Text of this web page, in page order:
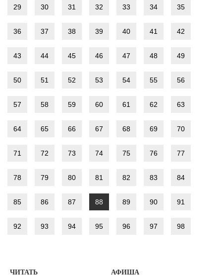
29 30 31 32 33 34 35
36 37 38 39 40 41 42
43 44 45 46 47 48 49
50 51 52 53 54 55 56
57 58 59 60 61 62 63
64 65 66 67 68 69 70
71 72 73 74 75 76 77
78 79 80 81 82 83 84
85 86 87 88 89 90 91
92 93 94 95 96 97 98
ЧИТАТЬ АФИША